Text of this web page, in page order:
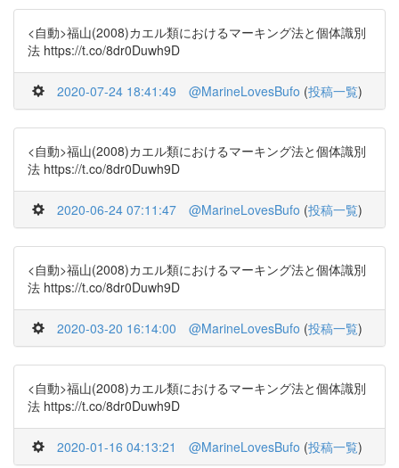
<自動>福山(2008)カエル類におけるマーキング法と個体識別
法 https://t.co/8dr0Duwh9D
2020-07-24 18:41:49 @MarineLovesBufo (投稿一覧)
<自動>福山(2008)カエル類におけるマーキング法と個体識別
法 https://t.co/8dr0Duwh9D
2020-06-24 07:11:47 @MarineLovesBufo (投稿一覧)
<自動>福山(2008)カエル類におけるマーキング法と個体識別
法 https://t.co/8dr0Duwh9D
2020-03-20 16:14:00 @MarineLovesBufo (投稿一覧)
<自動>福山(2008)カエル類におけるマーキング法と個体識別
法 https://t.co/8dr0Duwh9D
2020-01-16 04:13:21 @MarineLovesBufo (投稿一覧)